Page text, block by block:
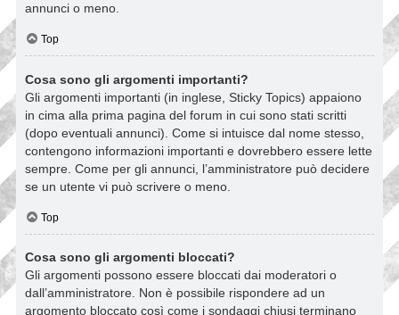
annunci o meno.
Top
Cosa sono gli argomenti importanti?
Gli argomenti importanti (in inglese, Sticky Topics) appaiono
in cima alla prima pagina del forum in cui sono stati scritti
(dopo eventuali annunci). Come si intuisce dal nome stesso,
contengono informazioni importanti e dovrebbero essere lette
sempre. Come per gli annunci, l’amministratore può decidere
se un utente vi può scrivere o meno.
Top
Cosa sono gli argomenti bloccati?
Gli argomenti possono essere bloccati dai moderatori o
dall’amministratore. Non è possibile rispondere ad un
argomento bloccato così come i sondaggi chiusi terminano